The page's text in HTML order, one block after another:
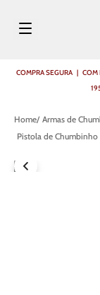
COMPRA SEGURA |
Armas de
Pistola de Chumbinho